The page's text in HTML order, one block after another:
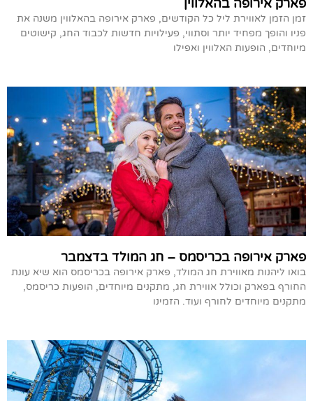
פארק אירופה בהאלווין
זמן הזמן לאווירת ליל כל הקודשים, פארק אירופה בהאלווין משנה את
פניו והופך מפחיד יותר וסתווי, פעילויות חדשות לכבוד החג, קישוטים
מיוחדים, הופעות האלווין ואפילו
פארק אירופה בכריסמס – חג המולד בדצמבר
בואו ליהנות מאווירת חג המולד, פארק אירופה בכריסמס הוא שיא עונת
החורף בפארק וכולל אווירת חג, מתקנים מיוחדים, הופעות כריסמס,
מתקנים מיוחדים לחורף ועוד. הזמינו